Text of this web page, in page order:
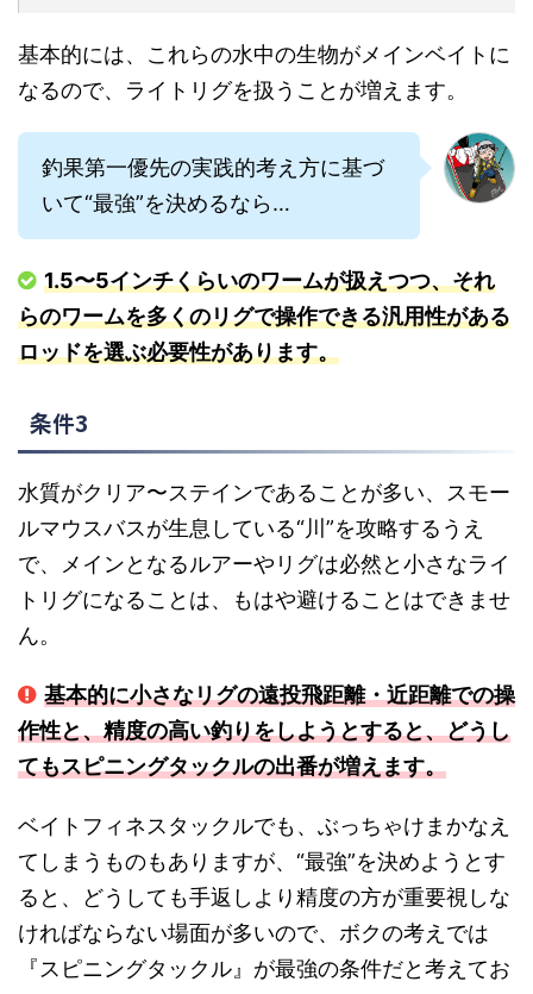
基本的には、これらの水中の生物がメインベイトに
なるので、ライトリグを扱うことが増えます。
釣果第一優先の実践的考え方に基づ
いて“最強”を決めるなら…
1.5〜5インチくらいのワームが扱えつつ、それ
らのワームを多くのリグで操作できる汎用性がある
ロッドを選ぶ必要性があります。
条件3
水質がクリア〜ステインであることが多い、スモー
ルマウスバスが生息している“川”を攻略するうえ
で、メインとなるルアーやリグは必然と小さなライ
トリグになることは、もはや避けることはできませ
ん。
基本的に小さなリグの遠投飛距離・近距離での操
作性と、精度の高い釣りをしようとすると、どうし
てもスピニングタックルの出番が増えます。
ベイトフィネスタックルでも、ぶっちゃけまかなえ
てしまうものもありますが、“最強”を決めようとす
ると、どうしても手返しより精度の方が重要視しな
ければならない場面が多いので、ボクの考えでは
『スピニングタックル』が最強の条件だと考えてお